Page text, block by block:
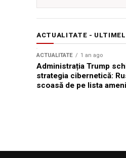
ACTUALITATE -
ACTUALITATE 1 an ago
Administrația Trump
strategia cibernetică:
scoasă de pe lista